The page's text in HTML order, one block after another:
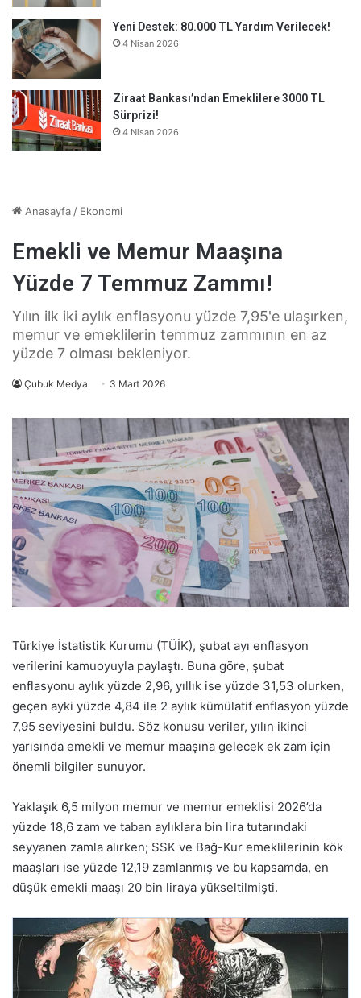
Yeni Destek: 80.000 TL Yardım Verilecek!
4 Nisan 2026
Ziraat Bankası’ndan Emeklilere 3000 TL
Sürprizi!
4 Nisan 2026